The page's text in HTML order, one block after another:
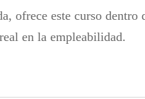
ofrece este curso dentro
en la empleabilidad.